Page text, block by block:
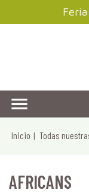

Inicio Todas
AFRICANS